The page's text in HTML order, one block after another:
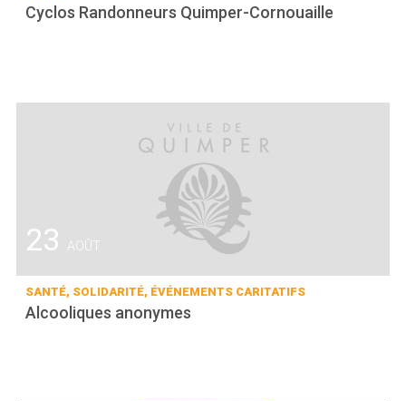
Cyclos Randonneurs Quimper-Cornouaille
23 AOÛT
SANTÉ, SOLIDARITÉ, ÉVÉNEMENTS CARITATIFS
Alcooliques anonymes